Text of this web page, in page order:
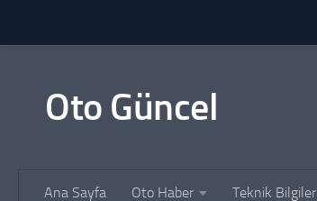
Oto Güncel
Ana Sayfa Oto Haber Teknik Bilgiler